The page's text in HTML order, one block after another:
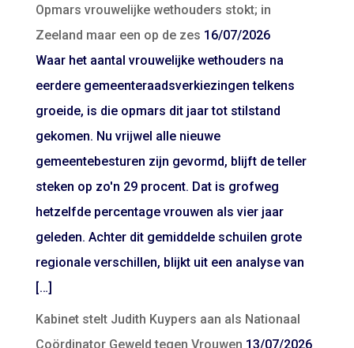
Opmars vrouwelijke wethouders stokt; in
Zeeland maar een op de zes 16/07/2026
Waar het aantal vrouwelijke wethouders na
eerdere gemeenteraadsverkiezingen telkens
groeide, is die opmars dit jaar tot stilstand
gekomen. Nu vrijwel alle nieuwe
gemeentebesturen zijn gevormd, blijft de teller
steken op zo'n 29 procent. Dat is grofweg
hetzelfde percentage vrouwen als vier jaar
geleden. Achter dit gemiddelde schuilen grote
regionale verschillen, blijkt uit een analyse van
[…]
Kabinet stelt Judith Kuypers aan als Nationaal
Coördinator Geweld tegen Vrouwen 13/07/2026